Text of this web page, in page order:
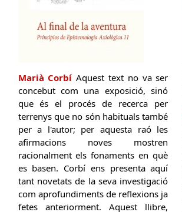
Marià Corbí Aquest text no va ser
concebut com una exposició, sinó
que és el procés de recerca per
terrenys que no són habituals també
per a l'autor; per aquesta raó les
afirmacions noves mostren
racionalment els fonaments en què
es basen. Corbí ens presenta aquí
tant novetats de la seva investigació
com aprofundiments de reflexions ja
fetes anteriorment. Aquest llibre,